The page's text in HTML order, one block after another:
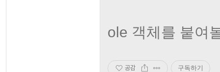
ole 객체를 붙여
공감 구독하기